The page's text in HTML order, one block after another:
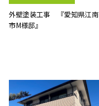
外壁塗装工事 『愛知県江南
市M様邸』